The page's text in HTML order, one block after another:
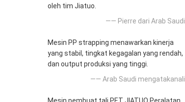
oleh tim Jiatuo.
—— Pierre dari Arab Saudi
Mesin PP strapping menawarkan kinerja
yang stabil, tingkat kegagalan yang rendah,
dan output produksi yang tinggi.
—— Arab Saudi mengatakanali